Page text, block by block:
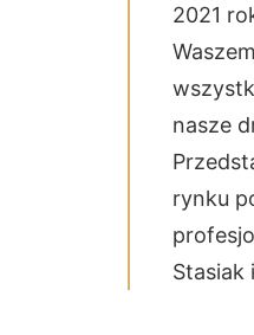
2021
nasze
rynku
Stasiak